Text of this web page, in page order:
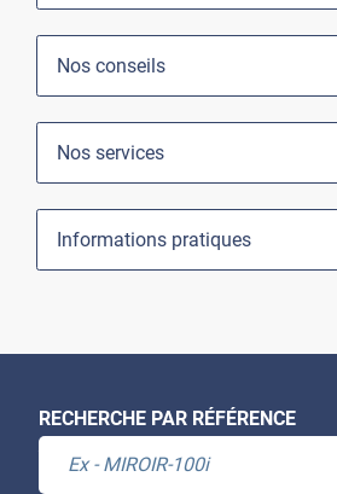
Nos conseils
Nos services
Informations pratiques
RECHERCHE PAR RÉFÉRENCE